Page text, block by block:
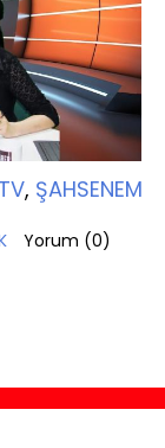
, ŞAHSENEM
Yorum (0)